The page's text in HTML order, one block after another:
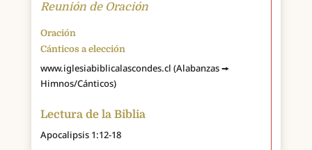
Reunión de Oración
Oración
Cánticos a elección
www.iglesiabiblicalascondes.cl (Alabanzas 🠚
Himnos/Cánticos)
Lectura de la Biblia
Apocalipsis 1:12-18